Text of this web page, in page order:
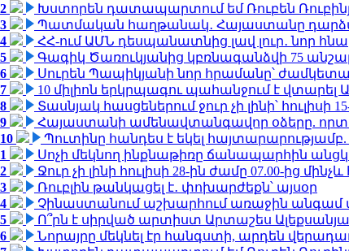
2
Խստորեն դատապարտում եմ Ռուբեն
3
Պատմական հաղթանակ․ Հայաստանը
4
ՀՀ-ում ԱՄՆ դեսպանատնից լավ լուր․ նոր
5
Գագիկ Ծառուկյանից կբռնագանձվի 75
6
Սուրեն Պապիկյանի նոր հրամանը՝
7
10 միլիոն երկրպագու պահանջում է վտարել
8
Տասնյակ հասցեներում ջուր չի լինի՝ հուլիսի
9
Հայաստանի ամենավտանգավոր օձերը.
10
Պուտինը հանդես է եկել հայտարարությամբ.
1
Սոչի մեկնող ինքնաթիռը ճանապարհին
2
Ջուր չի լինի հուլիսի 28-ին ժամը 07.00-ից մինչև
3
Ռուբլին թանկացել է․ փոխարժեքն՝ այսօր
4
Չինաստանում աշխարհում առաջին անգամ
5
Ո՞րն է սիրված արտիստ Արտաշես
6
Նորայրը մեկնել էր հանգստի, արդեն